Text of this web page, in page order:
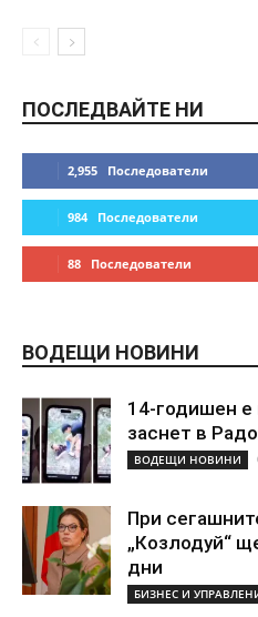
ПОСЛЕДВАЙТЕ НИ
2,955 Последователи
984 Последователи
88 Последователи
ВОДЕЩИ НОВИНИ
14-годишен е
заснет в
ВОДЕЩИ НОВИНИ
При
„Козлодуй“
дни
БИЗНЕС И